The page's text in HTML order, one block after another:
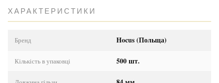
ХАРАКТЕРИСТИКИ
Бренд Hocus (Польща)
Кількість в упаковці 500 шт.